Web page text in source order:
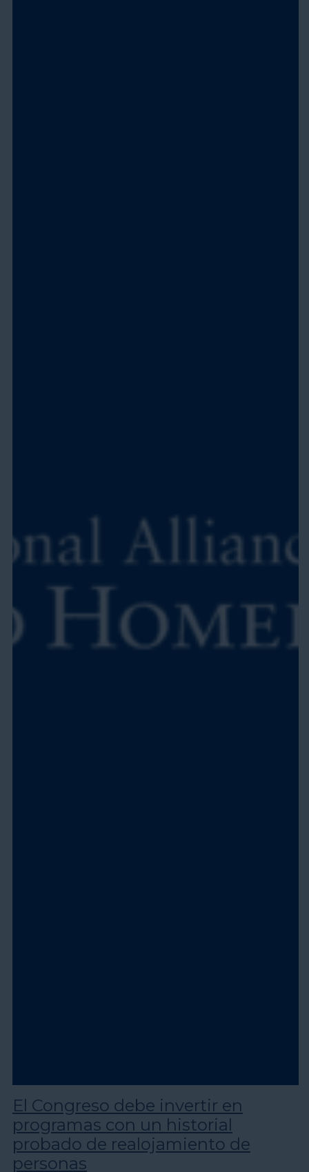
El Congreso debe invertir en
programas con un historial
probado de realojamiento de
personas